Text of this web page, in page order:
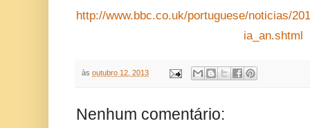
http://www.bbc.co.uk/portuguese/noticias/
ia_an.shtml
às outubro 12, 2013
Nenhum comentário: